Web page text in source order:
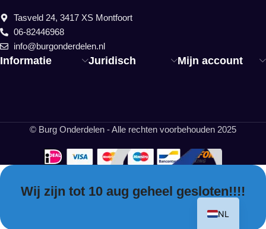
Informatie Juridisch Mijn account
Tasveld 24, 3417 XS Montfoort
06-82446968
info@burgonderdelen.nl
© Burg Onderdelen - Alle rechten voorbehouden 2025
Wij zijn tot 10 aug geheel gesloten!!!!
NL
EN